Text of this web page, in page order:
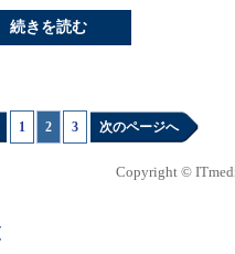
続きを読む
1 2 3 次のページへ
Copyright ©